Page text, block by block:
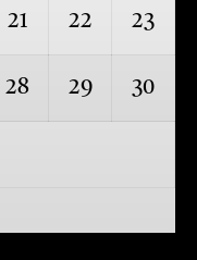
21 22 23
28 29 30